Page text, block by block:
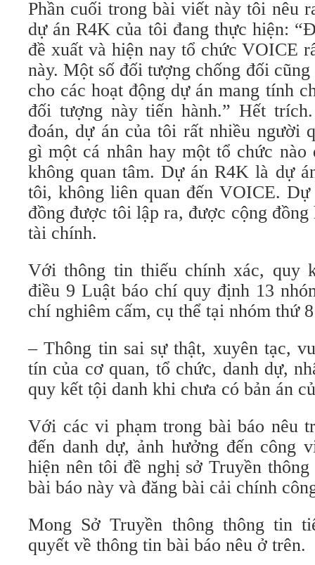
Phần cuối trong bài viết này tôi nêu
dự án R4K của tôi đang thực hiện:
đề xuất và hiện nay tổ chức VOICE
này. Một số đối tượng chống đối
cho các hoạt động dự án mang tính
đối tượng này tiến hành.” Hết
đoán, dự án của tôi rất nhiều người
gì một cá nhân hay một tổ chức
không quan tâm. Dự án R4K là dự
tôi, không liên quan đến VOICE.
đồng được tôi lập ra, được cộng
tài chính.
Với thông tin thiếu chính xác, quy
điều 9 Luật báo chí quy định 13
chí nghiêm cấm, cụ thể tại nhóm thứ
– Thông tin sai sự thật, xuyên tạc,
tín của cơ quan, tổ chức, danh dự,
quy kết tội danh khi chưa có bản án
Với các vi phạm trong bài báo nêu
đến danh dự, ảnh hưởng đến công
hiện nên tôi đề nghị sở Truyền
bài báo này và đăng bài cải chính
Mong Sở Truyền thông thông tin
quyết về thông tin bài báo nêu ở trên.